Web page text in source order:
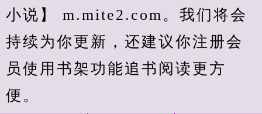
小说】 m.mite2.com。我们将会
持续为你更新，还建议你注册会
员使用书架功能追书阅读更方
便。